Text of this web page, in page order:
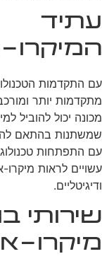
עתיד
עם התקדמות
מתקדמות יותר
מכונה יכול להוביל
שמשתנות בהתאם
עם התפתחות
עשויים לראות
ודיגיטליים.
שירותי
מיקרו-